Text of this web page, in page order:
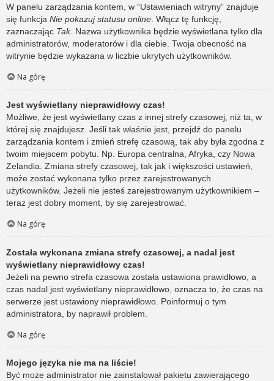
W panelu zarządzania kontem, w “Ustawieniach witryny” znajduje
się funkcja Nie pokazuj statusu online . Włącz tę funkcję,
zaznaczając Tak. Nazwa użytkownika będzie wyświetlana tylko dla
administratorów, moderatorów i dla ciebie. Twoja obecność na
witrynie będzie wykazana w liczbie ukrytych użytkowników.
Na górę
Jest wyświetlany nieprawidłowy czas!
Możliwe, że jest wyświetlany czas z innej strefy czasowej, niż ta, w
której się znajdujesz. Jeśli tak właśnie jest, przejdź do panelu
zarządzania kontem i zmień strefę czasową, tak aby była zgodna z
twoim miejscem pobytu. Np. Europa centralna, Afryka, czy Nowa
Zelandia. Zmiana strefy czasowej, tak jak i większości ustawień,
może zostać wykonana tylko przez zarejestrowanych
użytkowników. Jeżeli nie jesteś zarejestrowanym użytkownikiem –
teraz jest dobry moment, by się zarejestrować.
Na górę
Została wykonana zmiana strefy czasowej, a nadal jest
wyświetlany nieprawidłowy czas!
Jeżeli na pewno strefa czasowa została ustawiona prawidłowo, a
czas nadal jest wyświetlany nieprawidłowo, oznacza to, że czas na
serwerze jest ustawiony nieprawidłowo. Poinformuj o tym
administratora, by naprawił problem.
Na górę
Mojego języka nie ma na liście!
Być może administrator nie zainstalował pakietu zawierającego